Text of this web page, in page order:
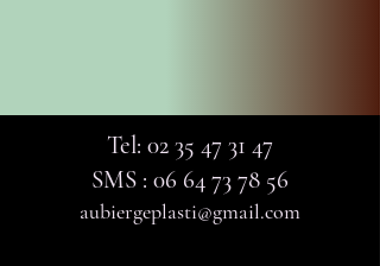
Tel: 02 35 47 31 47
SMS : 06 64 73 78 56
aubiergeplasti@gmail.com